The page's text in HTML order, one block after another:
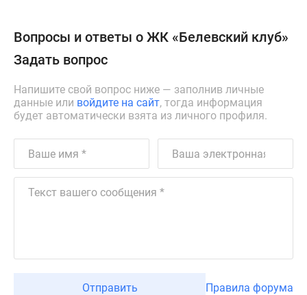
Вопросы и ответы о ЖК «Белевский клуб»
Задать вопрос
Напишите свой вопрос ниже — заполнив личные
данные или войдите на сайт, тогда информация
будет автоматически взята из личного профиля.
Отправить Правила форума